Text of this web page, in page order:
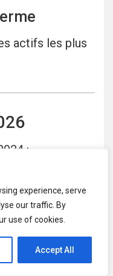
experience, serve
our traffic. By
use of cookies.
Accept All
actifs les plus
:
8 %
biens